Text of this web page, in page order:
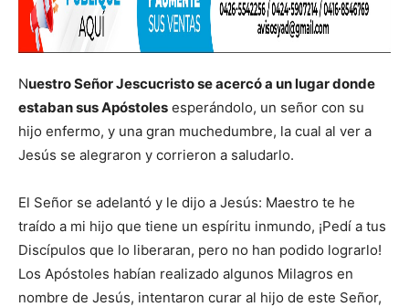
Nuestro Señor Jescucristo se acercó a un lugar donde
estaban sus Apóstoles esperándolo, un señor con su
hijo enfermo, y una gran muchedumbre, la cual al ver a
Jesús se alegraron y corrieron a saludarlo.
El Señor se adelantó y le dijo a Jesús: Maestro te he
traído a mi hijo que tiene un espíritu inmundo, ¡Pedí a tus
Discípulos que lo liberaran, pero no han podido lograrlo!
Los Apóstoles habían realizado algunos Milagros en
nombre de Jesús, intentaron curar al hijo de este Señor,